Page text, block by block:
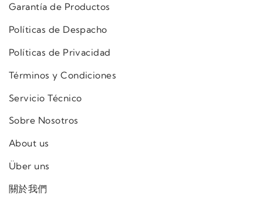
Garantía de Productos
Políticas de Despacho
Políticas de Privacidad
Términos y Condiciones
Servicio Técnico
Sobre Nosotros
About us
Über uns
關於我們